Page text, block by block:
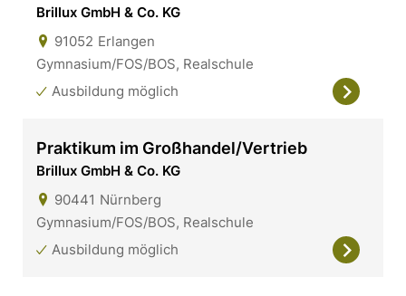
Brillux GmbH & Co. KG
91052 Erlangen
Gymnasium/FOS/BOS, Realschule
Ausbildung möglich
Praktikum im Großhandel/Vertrieb
Brillux GmbH & Co. KG
90441 Nürnberg
Gymnasium/FOS/BOS, Realschule
Ausbildung möglich